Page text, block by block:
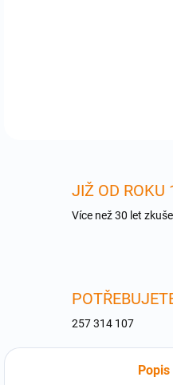
JIŽ OD ROKU
Více než 30 let
257 314 107
Popis